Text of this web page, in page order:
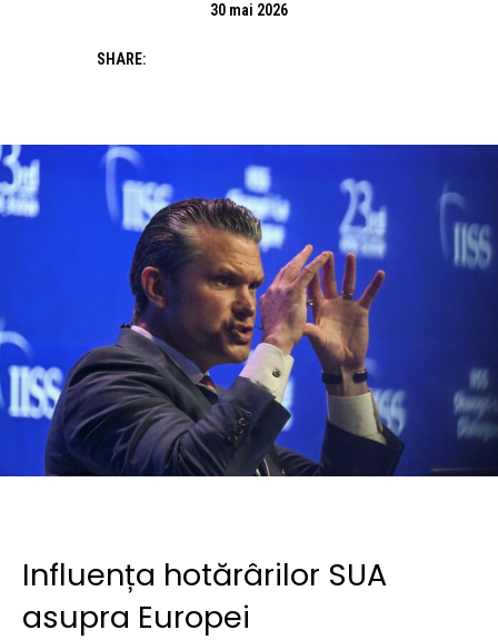
30 mai 2026
SHARE:
Influența hotărârilor SUA
asupra Europei